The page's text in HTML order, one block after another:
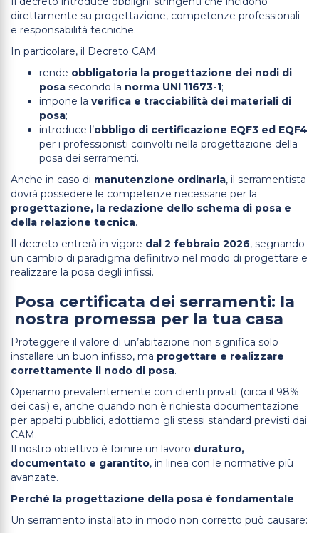
direttamente su progettazione, competenze professionali
e responsabilità tecniche.
In particolare, il Decreto CAM:
rende obbligatoria la progettazione dei nodi di
posa secondo la norma UNI 11673-1;
impone la verifica e tracciabilità dei materiali di
posa;
introduce l’obbligo di certificazione EQF3 ed EQF4
per i professionisti coinvolti nella progettazione della
posa dei serramenti.
Anche in caso di manutenzione ordinaria, il serramentista
dovrà possedere le competenze necessarie per la
progettazione, la redazione dello schema di posa e
della relazione tecnica.
Il decreto entrerà in vigore dal 2 febbraio 2026, segnando
un cambio di paradigma definitivo nel modo di progettare e
realizzare la posa degli infissi.
Posa certificata dei serramenti: la
nostra promessa per la tua casa
Proteggere il valore di un’abitazione non significa solo
installare un buon infisso, ma progettare e realizzare
correttamente il nodo di posa.
Operiamo prevalentemente con clienti privati (circa il 98%
dei casi) e, anche quando non è richiesta documentazione
per appalti pubblici, adottiamo gli stessi standard previsti dai
CAM.
Il nostro obiettivo è fornire un lavoro duraturo,
documentato e garantito, in linea con le normative più
avanzate.
Perché la progettazione della posa è fondamentale
Un serramento installato in modo non corretto può causare: